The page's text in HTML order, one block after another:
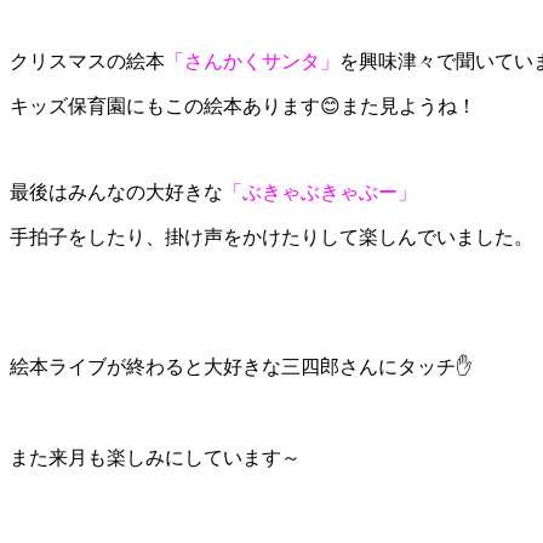
クリスマスの絵本 「さんかくサンタ」 を興味津々で聞いてい
キッズ保育園にもこの絵本あります😊また見ようね！
最後はみんなの大好きな 「ぶきゃぶきゃぶー」
手拍子をしたり、掛け声をかけたりして楽しんでいました。
絵本ライブが終わると大好きな三四郎さんにタッチ✋
また来月も楽しみにしています～